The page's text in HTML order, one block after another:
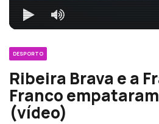
DESPORTO
Ribeira Brava e a
Franco
(vídeo)